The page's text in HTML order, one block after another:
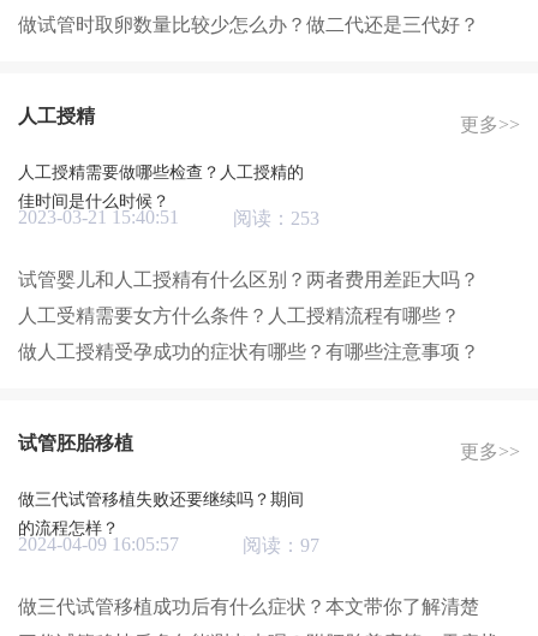
做试管时取卵数量比较少怎么办？做二代还是三代好？
人工授精 更多>>
人工授精需要做哪些检查？人工授精的
佳时间是什么时候？
2023-03-21 15:40:51 阅读：253
试管婴儿和人工授精有什么区别？两者费用差距大吗？
人工受精需要女方什么条件？人工授精流程有哪些？
做人工授精受孕成功的症状有哪些？有哪些注意事项？
试管胚胎移植 更多>>
做三代试管移植失败还要继续吗？期间
的流程怎样？
2024-04-09 16:05:57 阅读：97
做三代试管移植成功后有什么症状？本文带你了解清楚